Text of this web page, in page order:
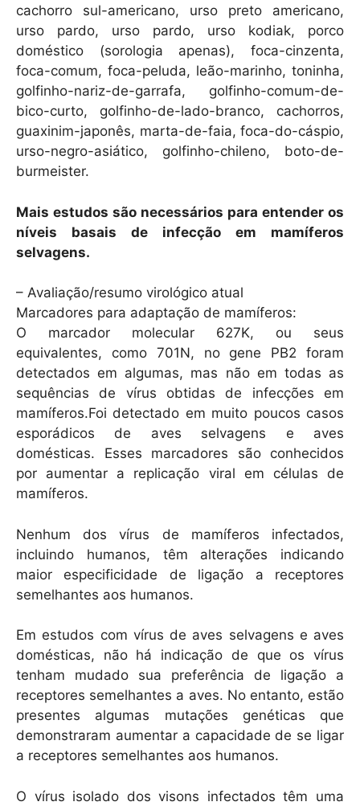
cachorro sul-americano, urso preto americano,
urso pardo, urso pardo, urso kodiak, porco
doméstico (sorologia apenas), foca-cinzenta,
foca-comum, foca-peluda, leão-marinho, toninha,
golfinho-nariz-de-garrafa, golfinho-comum-de-
bico-curto, golfinho-de-lado-branco, cachorros,
guaxinim-japonês, marta-de-faia, foca-do-cáspio,
urso-negro-asiático, golfinho-chileno, boto-de-
burmeister.
Mais estudos são necessários para entender os
níveis basais de infecção em mamíferos
selvagens.
– Avaliação/resumo virológico atual
Marcadores para adaptação de mamíferos:
O marcador molecular 627K, ou seus
equivalentes, como 701N, no gene PB2 foram
detectados em algumas, mas não em todas as
sequências de vírus obtidas de infecções em
mamíferos.Foi detectado em muito poucos casos
esporádicos de aves selvagens e aves
domésticas. Esses marcadores são conhecidos
por aumentar a replicação viral em células de
mamíferos.
Nenhum dos vírus de mamíferos infectados,
incluindo humanos, têm alterações indicando
maior especificidade de ligação a receptores
semelhantes aos humanos.
Em estudos com vírus de aves selvagens e aves
domésticas, não há indicação de que os vírus
tenham mudado sua preferência de ligação a
receptores semelhantes a aves. No entanto, estão
presentes algumas mutações genéticas que
demonstraram aumentar a capacidade de se ligar
a receptores semelhantes aos humanos.
O vírus isolado dos visons infectados têm uma